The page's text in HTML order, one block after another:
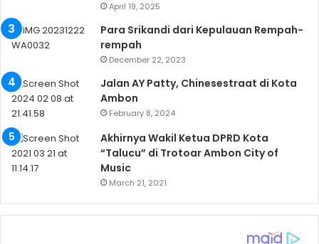
April 19, 2025
Para Srikandi dari Kepulauan Rempah-
rempah
December 22, 2023
Jalan AY Patty, Chinesestraat di Kota
Ambon
February 8, 2024
Akhirnya Wakil Ketua DPRD Kota
“Talucu” di Trotoar Ambon City of
Music
March 21, 2021